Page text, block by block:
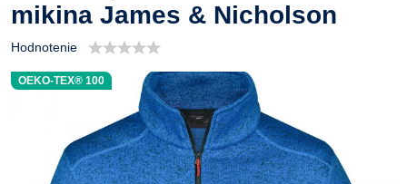
OEKO-TEX® 100
mikina James & Nicholson
Hodnotenie